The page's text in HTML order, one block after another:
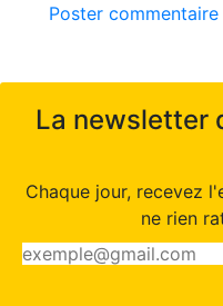
Poster commentaire
La newsletter
Chaque jour, recevez
ne rien